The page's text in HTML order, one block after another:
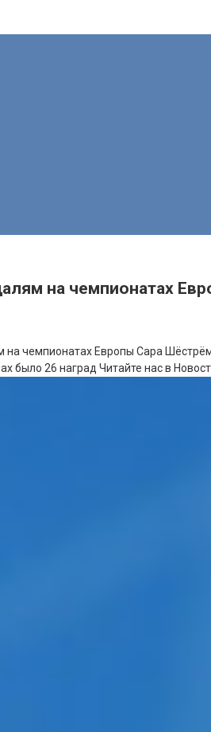
на чемпионатах
на чемпионатах Европы Сара
было 26 наград Читайте нас в